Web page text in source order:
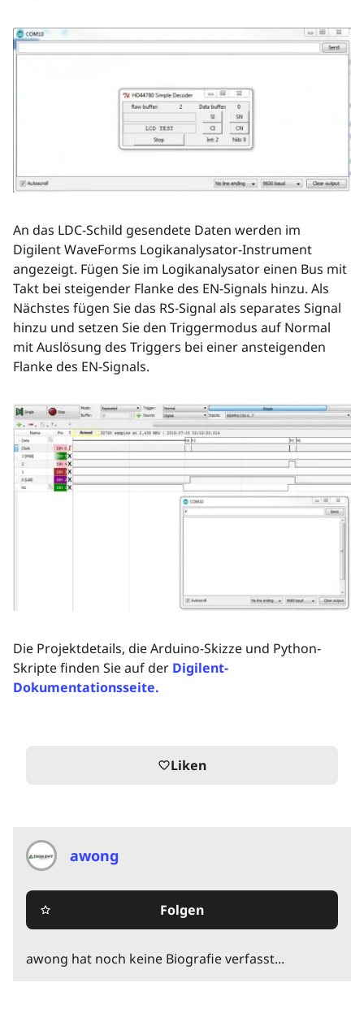
An das LDC-Schild gesendete Daten werden im
Digilent WaveForms Logikanalysator-Instrument
angezeigt. Fügen Sie im Logikanalysator einen Bus mit
Takt bei steigender Flanke des EN-Signals hinzu. Als
Nächstes fügen Sie das RS-Signal als separates Signal
hinzu und setzen Sie den Triggermodus auf Normal
mit Auslösung des Triggers bei einer ansteigenden
Flanke des EN-Signals.
Die Projektdetails, die Arduino-Skizze und Python-
Skripte finden Sie auf der Digilent-
Dokumentationsseite.
favorite_borderLiken
awong
star_border Folgen
awong hat noch keine Biografie verfasst...